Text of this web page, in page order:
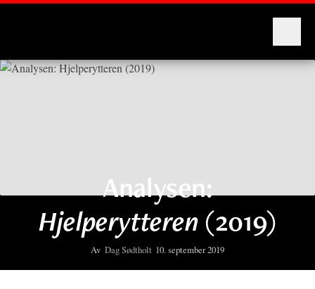
Analysen:
Hjelperytteren(2019)
Av Dag Sødtholt 10. september 2019